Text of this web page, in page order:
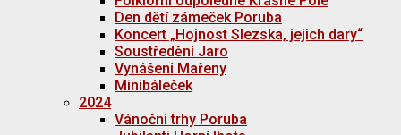
Den dětí zámeček Poruba
Koncert „Hojnost Slezska, jejich dary“
Soustředění Jaro
Vynášení Mařeny
Minibáleček
2024
Vánoční trhy Poruba